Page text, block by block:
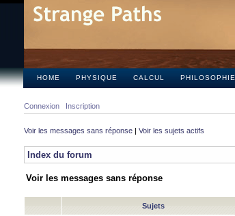
HOME PHYSIQUE CALCUL PHILOSOPHIE
Connexion Inscription
Voir les messages sans réponse | Voir les sujets actifs
Index du forum
Voir les messages sans réponse
Sujets